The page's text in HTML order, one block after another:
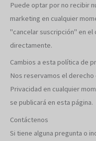
Puede optar por no recibir
marketing en cualquier
"cancelar suscripción" en
directamente.
Cambios a esta política de
Nos reservamos el
Privacidad en cualquier
se publicará en esta página.
Contáctenos
Si tiene alguna pregunta o